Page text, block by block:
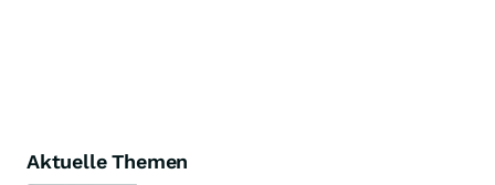
Aktuelle Themen